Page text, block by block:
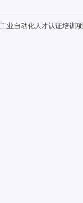
工业自动化人才认证培训